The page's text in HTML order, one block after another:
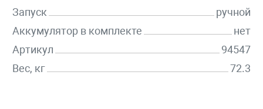
Запуск
ручной
Аккумулятор в комплекте
нет
Артикул
94547
Вес, кг
72.3